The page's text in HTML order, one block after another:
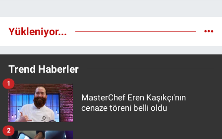
Yükleniyor...
Trend Haberler
MasterChef Eren Kaşıkçı'nın
cenaze töreni belli oldu
1
2